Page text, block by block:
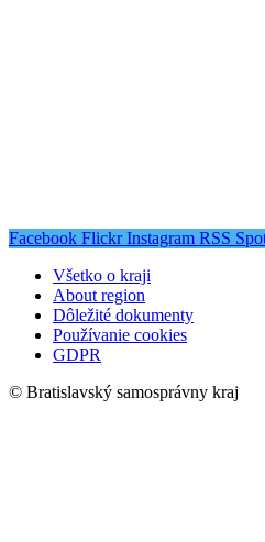
Facebook Flickr Instagram RSS
Všetko o kraji
About region
Dôležité dokumenty
Používanie cookies
GDPR
© Bratislavský samosprávny kraj